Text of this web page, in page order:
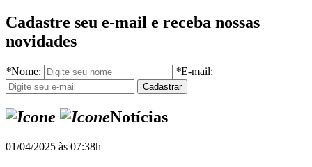
Cadastre seu e-mail e receba nossas
novidades
*Nome: *E-mail:
Notícias
01/04/2025 às 07:38h